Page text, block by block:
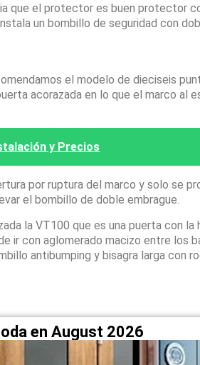
que el protector es buen protector
un bombillo de seguridad con
el modelo de dieciseis
acorazada en lo que el marco al
y Precios
por ruptura del marco y solo se
el bombillo de doble embrague.
la VT100 que es una puerta con la
ir con aglomerado macizo entre los
antibumping y bisagra larga con
en August 2026